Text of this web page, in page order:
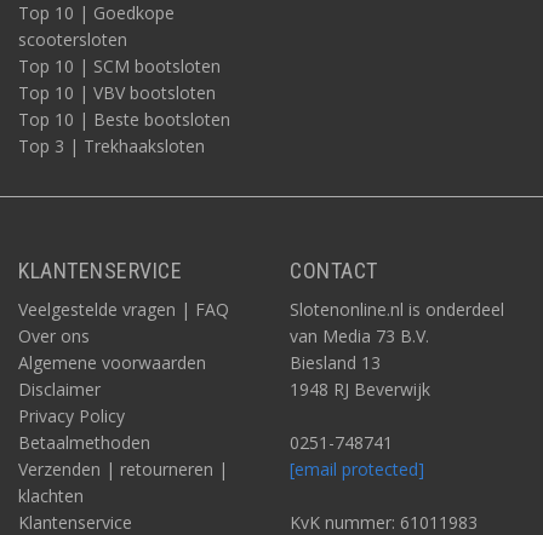
Top 10 | Goedkope
scootersloten
Top 10 | SCM bootsloten
Top 10 | VBV bootsloten
Top 10 | Beste bootsloten
Top 3 | Trekhaaksloten
KLANTENSERVICE
Veelgestelde vragen | FAQ
Over ons
Algemene voorwaarden
Disclaimer
Privacy Policy
Betaalmethoden
Verzenden | retourneren |
klachten
Klantenservice
CONTACT
Slotenonline.nl is onderdeel
van Media 73 B.V.
Biesland 13
1948 RJ Beverwijk
0251-748741
[email protected]
KvK nummer: 61011983